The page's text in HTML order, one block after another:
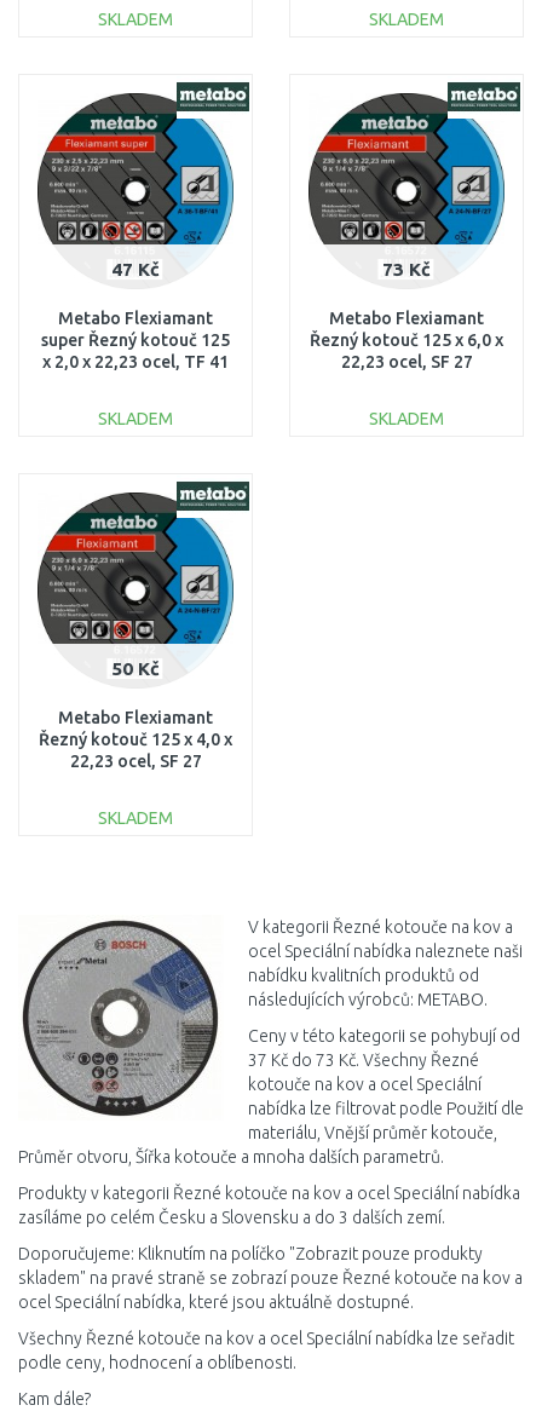
SKLADEM
Porovnat
SKLADEM
Porovnat
47 Kč
Metabo Flexiamant
super Řezný kotouč 125
x 2,0 x 22,23 ocel, TF 41
SKLADEM
Porovnat
73 Kč
Metabo Flexiamant
Řezný kotouč 125 x 6,0 x
22,23 ocel, SF 27
SKLADEM
50 Kč
Metabo Flexiamant
Řezný kotouč 125 x 4,0 x
22,23 ocel, SF 27
SKLADEM
V kategorii Řezné kotouče na kov a
ocel Speciální nabídka naleznete naši
nabídku kvalitních produktů od
následujících výrobců: METABO.
Ceny v této kategorii se pohybují od
37 Kč do 73 Kč. Všechny Řezné
kotouče na kov a ocel Speciální
nabídka lze filtrovat podle Použití dle
materiálu, Vnější průměr kotouče,
Průměr otvoru, Šířka kotouče a mnoha dalších parametrů.
Produkty v kategorii Řezné kotouče na kov a ocel Speciální nabídka
zasíláme po celém Česku a Slovensku a do 3 dalších zemí.
Doporučujeme: Kliknutím na políčko "Zobrazit pouze produkty
skladem" na pravé straně se zobrazí pouze Řezné kotouče na kov a
ocel Speciální nabídka, které jsou aktuálně dostupné.
Všechny Řezné kotouče na kov a ocel Speciální nabídka lze seřadit
podle ceny, hodnocení a oblíbenosti.
Kam dále?